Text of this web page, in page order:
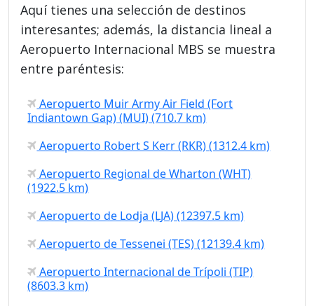
Aquí tienes una selección de destinos
interesantes; además, la distancia lineal a
Aeropuerto Internacional MBS se muestra
entre paréntesis:
Aeropuerto Muir Army Air Field (Fort
Indiantown Gap) (MUI) (710.7 km)
Aeropuerto Robert S Kerr (RKR) (1312.4 km)
Aeropuerto Regional de Wharton (WHT)
(1922.5 km)
Aeropuerto de Lodja (LJA) (12397.5 km)
Aeropuerto de Tessenei (TES) (12139.4 km)
Aeropuerto Internacional de Trípoli (TIP)
(8603.3 km)